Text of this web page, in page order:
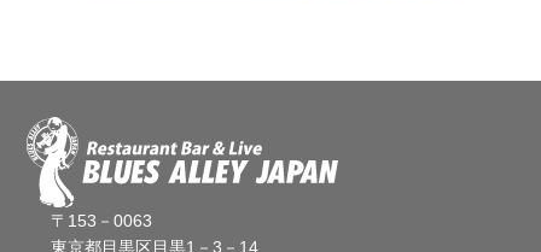
〒153－0063
東京都目黒区目黒1－3－14